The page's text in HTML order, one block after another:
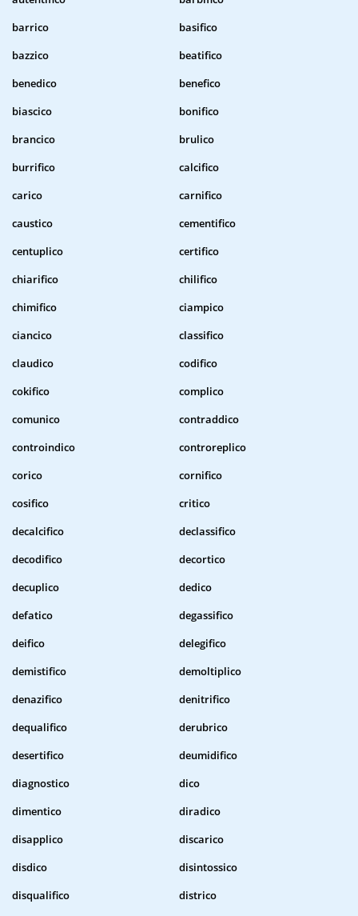
barrico
basifico
bazzico
beatifico
benedico
benefico
biascico
bonifico
brancico
brulico
burrifico
calcifico
carico
carnifico
caustico
cementifico
centuplico
certifico
chiarifico
chilifico
chimifico
ciampico
ciancico
classifico
claudico
codifico
cokifico
complico
comunico
contraddico
controindico
controreplico
corico
cornifico
cosifico
critico
decalcifico
declassifico
decodifico
decortico
decuplico
dedico
defatico
degassifico
deifico
delegifico
demistifico
demoltiplico
denazifico
denitrifico
dequalifico
derubrico
desertifico
deumidifico
diagnostico
dico
dimentico
diradico
disapplico
discarico
disdico
disintossico
disqualifico
districo